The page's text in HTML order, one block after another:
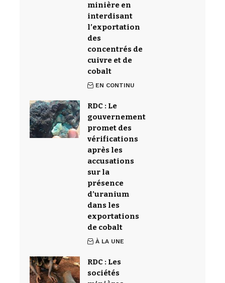
minière en
interdisant
l’exportation
des
concentrés de
cuivre et de
cobalt
EN CONTINU
RDC : Le
gouvernement
promet des
vérifications
après les
accusations
sur la
présence
d’uranium
dans les
exportations
de cobalt
À LA UNE
RDC : Les
sociétés